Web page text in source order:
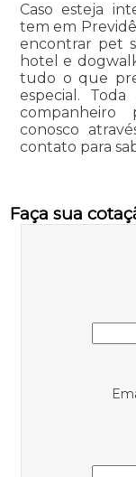
Caso esteja
tem em
encontrar pet
hotel e
tudo o que
especial.
companheiro
conosco
contato para
Faça sua